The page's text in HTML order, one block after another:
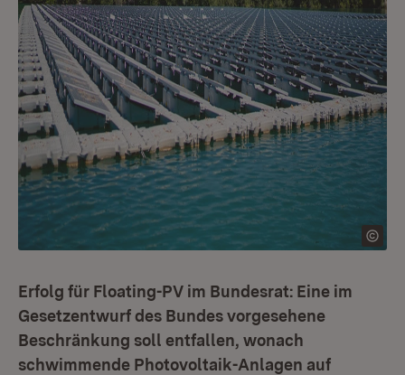
Erfolg für Floating-PV im Bundesrat: Eine im
Gesetzentwurf des Bundes vorgesehene
Beschränkung soll entfallen, wonach
schwimmende Photovoltaik-Anlagen auf